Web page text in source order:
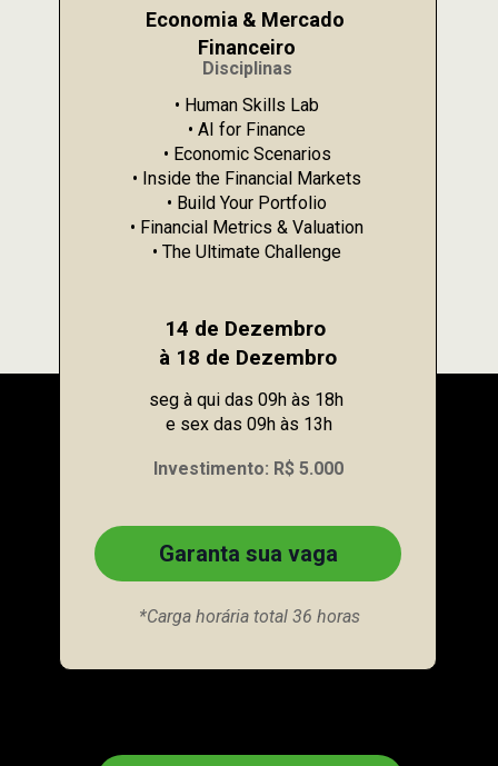
14 de Dezembro
à 18 de Dezembro
Economia & Mercado
Financeiro
Disciplinas
• Human Skills Lab
• AI for Finance
• Economic Scenarios
• Inside the Financial Markets
• Build Your Portfolio
• Financial Metrics & Valuation
• The Ultimate Challenge
*Carga horária total 36 horas
Investimento: R$ 5.000
seg à qui das 09h às 18h
e sex das 09h às 13h
Garanta sua vaga